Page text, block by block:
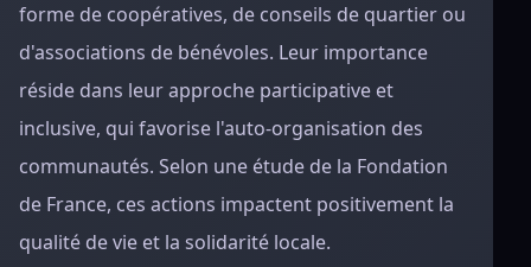
forme de coopératives, de conseils de quartier ou
d'associations de bénévoles. Leur importance
réside dans leur approche participative et
inclusive, qui favorise l'auto-organisation des
communautés. Selon une étude de la Fondation
de France, ces actions impactent positivement la
qualité de vie et la solidarité locale.